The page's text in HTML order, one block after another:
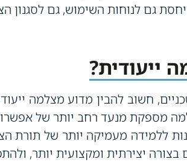
גם לנוחות השימוש, גם לסגנון
ייעודית?
חשוב להבין מדוע מצלמה
מספקת מנעד רחב יותר של
ללמידה מעמיקה יותר של תורת
בצורה יצירתית ומקצועית יותר,